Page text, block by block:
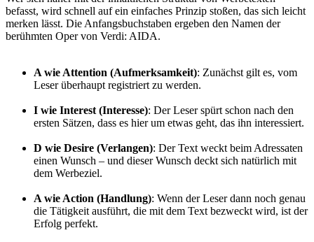
befasst, wird schnell auf ein einfaches Prinzip stoßen, das sich leicht
merken lässt. Die Anfangsbuchstaben ergeben den Namen der
berühmten Oper von Verdi: AIDA.
A wie Attention (Aufmerksamkeit): Zunächst gilt es, vom
Leser überhaupt registriert zu werden.
I wie Interest (Interesse): Der Leser spürt schon nach den
ersten Sätzen, dass es hier um etwas geht, das ihn interessiert.
D wie Desire (Verlangen): Der Text weckt beim Adressaten
einen Wunsch – und dieser Wunsch deckt sich natürlich mit
dem Werbeziel.
A wie Action (Handlung): Wenn der Leser dann noch genau
die Tätigkeit ausführt, die mit dem Text bezweckt wird, ist der
Erfolg perfekt.